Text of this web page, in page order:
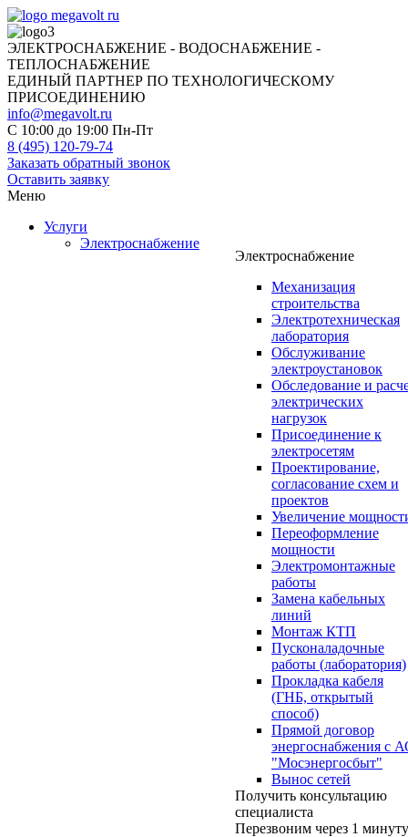
ЭЛЕКТРОСНАБЖЕНИЕ - ВОДОСНАБЖЕНИЕ -
ТЕПЛОСНАБЖЕНИЕ
ЕДИНЫЙ ПАРТНЕР ПО ТЕХНОЛОГИЧЕСКОМУ
ПРИСОЕДИНЕНИЮ
info@megavolt.ru
C 10:00 до 19:00 Пн-Пт
8 (495) 120-79-74
Заказать обратный звонок
Оставить заявку
Меню
Услуги
Электроснабжение
Электроснабжение
Механизация
строительства
Электротехническая
лаборатория
Обслуживание
электроустановок
Обследование и
электрических
нагрузок
Присоединение к
электросетям
Проектирование,
согласование схем и
проектов
Увеличение
Переоформление
мощности
Электромонтажные
работы
Замена кабельных
линий
Монтаж КТП
Пусконаладочные
работы (лаборатория)
Прокладка кабеля
(ГНБ, открытый
способ)
Прямой договор
энергоснабжения с
"Мосэнергосбыт"
Вынос сетей
Получить консультацию
специалиста
Перезвоним через 1 минуту